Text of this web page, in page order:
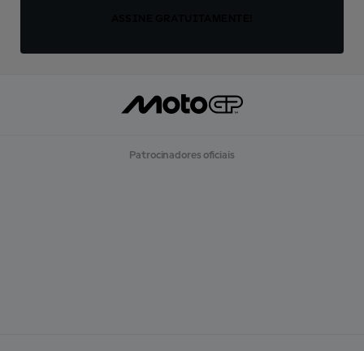
Patrocinadores oficiais